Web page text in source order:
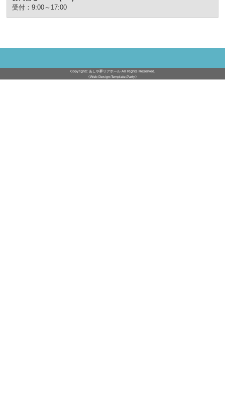
受付：9:00～17:00
Copyrightc あしや夢リアホールAll Rights Reserved.
《Web Design:Template-Party》